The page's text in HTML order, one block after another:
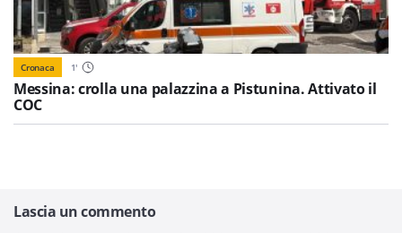
Cronaca 1'
Messina: crolla una palazzina a Pistunina. Attivato il
COC
Lascia un commento